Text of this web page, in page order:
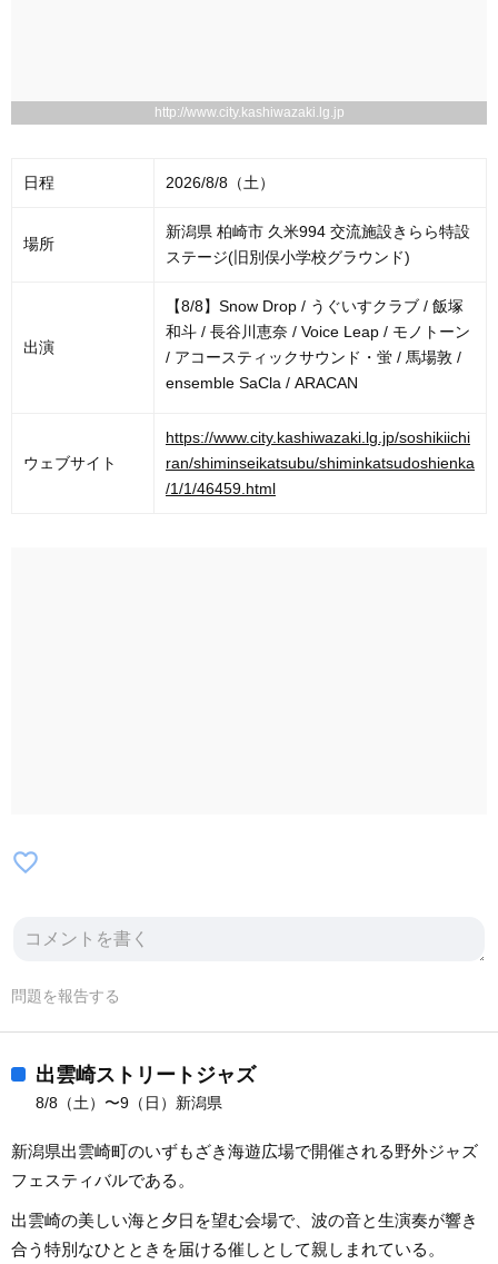
http://www.city.kashiwazaki.lg.jp
日程 2026/8/8（土）
場所
新潟県 柏崎市 久米994 交流施設きらら特設
ステージ(旧別俣小学校グラウンド)
出演
【8/8】Snow Drop / うぐいすクラブ / 飯塚
和斗 / 長谷川恵奈 / Voice Leap / モノトーン
/ アコースティックサウンド・蛍 / 馬場敦 /
ensemble SaCla / ARACAN
ウェブサイト
https://www.city.kashiwazaki.lg.jp/soshikiichi
ran/shiminseikatsubu/shiminkatsudoshienka
/1/1/46459.html
favorite_border
問題を報告する
出雲崎ストリートジャズ
8/8（土）〜9（日）新潟県
新潟県出雲崎町のいずもざき海遊広場で開催される野外ジャズ
フェスティバルである。
出雲崎の美しい海と夕日を望む会場で、波の音と生演奏が響き
合う特別なひとときを届ける催しとして親しまれている。